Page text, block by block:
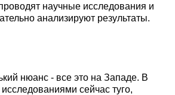
научные исследования и
анализируют результаты.
нюанс - все это на Западе. В
сейчас туго,